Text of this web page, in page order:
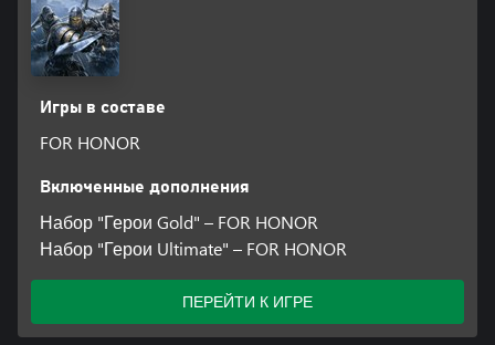
Игры в составе
FOR HONOR
Включенные дополнения
Набор "Герои Gold" – FOR HONOR
Набор "Герои Ultimate" – FOR HONOR
ПЕРЕЙТИ К ИГРЕ